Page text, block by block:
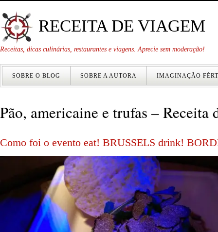
RECEITA DE VIAGEM
Receitas, dicas culinárias, restaurantes e viagens. Aprecie sem moderação!
SOBRE O BLOG SOBRE A AUTORA IMAGINAÇÃO
Pão, americaine e trufas – Receita
Como foi o evento eat! BRUSSELS drink!